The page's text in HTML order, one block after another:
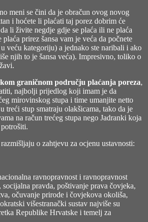
meni se čini da je obračun ovog novog
i hoćete li plaćati taj porez dobrim će
li živite negdje gdje se plaća ili ne plaća
prirez šansa vam je veća da počnete
veću kategoriju) a jednako ste naribali i ako
njih to je šansa veća). Impresivno, toliko o
graničnom području plaćanja poreza,
najbolji prijedlog koji imam je da
mirovinskog stupa i time umanjite netto
treći stup smatraju olakšicama, tako da je
na račun trećeg stupa nego Jadranki koja
o zahtjevu za ocjenu ustavnosti:
ravnopravnost i ravnopravnost
pravda, poštivanje prava čovjeka,
očuvanje prirode i čovjekova okoliša,
višestranački sustav najviše su
Republike Hrvatske i temelj za